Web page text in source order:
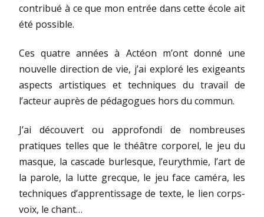
contribué à ce que mon entrée dans cette école ait
été possible.
Ces quatre années à Actéon m’ont donné une
nouvelle direction de vie, j’ai exploré les exigeants
aspects artistiques et techniques du travail de
l’acteur auprès de pédagogues hors du commun.
J’ai découvert ou approfondi de nombreuses
pratiques telles que le théâtre corporel, le jeu du
masque, la cascade burlesque, l’eurythmie, l’art de
la parole, la lutte grecque, le jeu face caméra, les
techniques d’apprentissage de texte, le lien corps-
voix, le chant…